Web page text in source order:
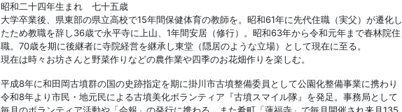
昭和二十四年生まれ 七十五歳
大学卒業後、県東部の県立高校で15年間保健体育の教師を。昭和61年に先代住職（実父）が遷化し
たため教職を辞し36歳で永平寺に上山、1年間安居（修行）。昭和63年から令和元年まで春林院住
職。70歳を期に後継者に寺院経営を継承し東堂（隠居のような立場）として現在に至る。
現在は時々お坊さんと野菜作りなどの農作業や四季のお花畑作りを楽しむ。
平成8年に和田岡古墳群の国の史跡指定を期に掛川市古墳整備委員として公園化整備事業に携わり
令和8年より市民・地元民による古墳美化ボランティア『古墳スマイル隊』を発足。事務局として